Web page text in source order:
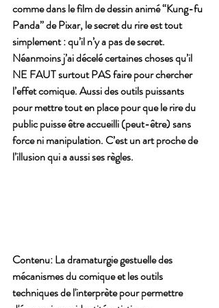
comme dans le film de dessin animé “Kung-fu
Panda” de Pixar, le secret du rire est tout
simplement : qu’il n’y a pas de secret.
Néanmoins j’ai décelé certaines choses qu’il
NE FAUT surtout PAS faire pour chercher
l’effet comique. Aussi des outils puissants
pour mettre tout en place pour que le rire du
public puisse être accueilli (peut-être) sans
force ni manipulation. C’est un art proche de
l’illusion qui a aussi ses règles.
Contenu: La dramaturgie gestuelle des
mécanismes du comique et les outils
techniques de l'interprète pour permettre